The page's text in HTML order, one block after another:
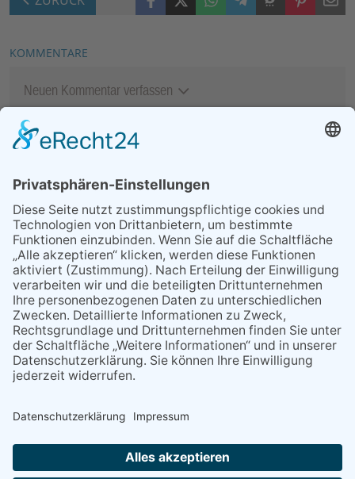
KOMMENTARE
Neuen Kommentar verfassen
MEIST GELESEN
29.05.2026
Was Tschernobyl vor 40
Jahren für Kriftel bedeutete
06.08.2026
13. Folk- & Bluesfestival
kehrt zurück zu seinen
Wurzeln
07.08.2026
„Männerschuppen“ stellt sich
vor
07.08.2026
Polizeibericht
07.08.2026
Packende Mixed Duelle beim
KTC
NACH OBEN